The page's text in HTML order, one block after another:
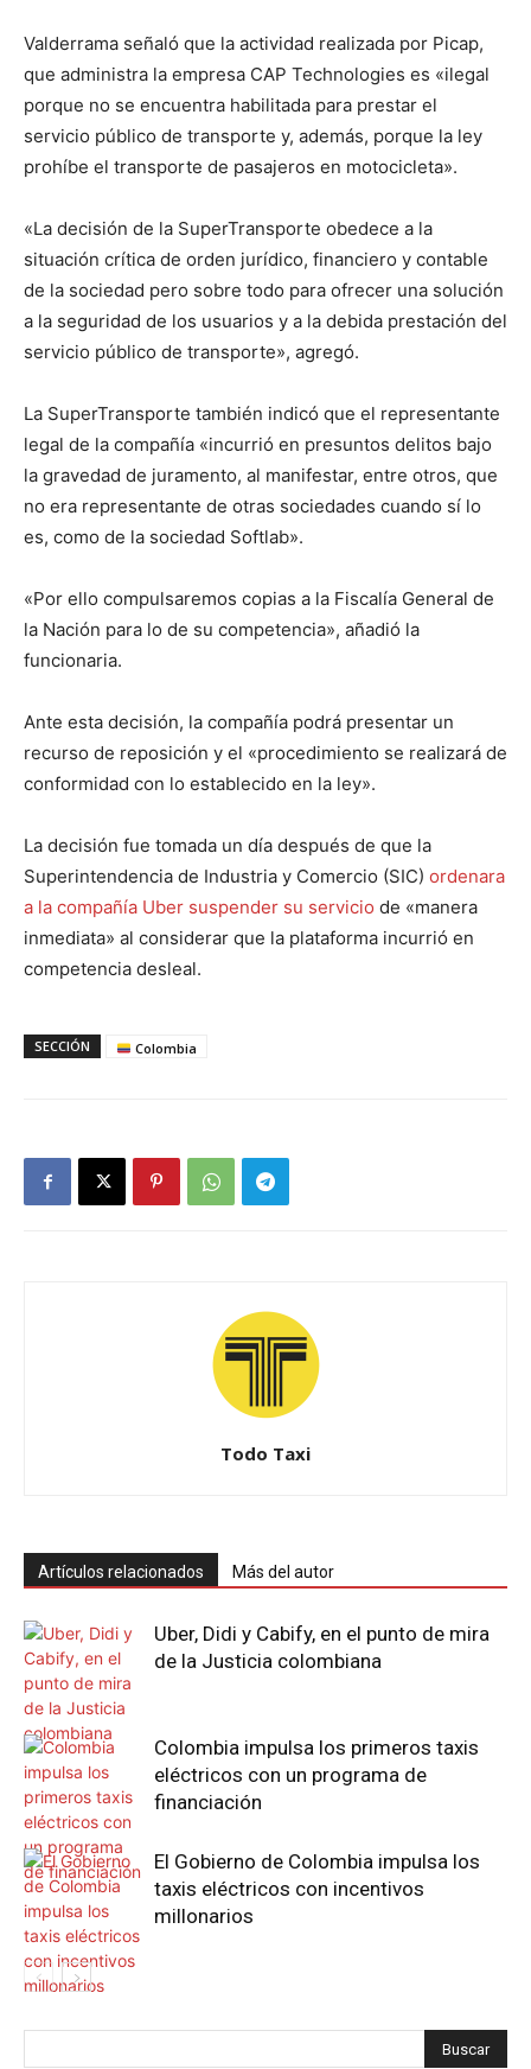
Valderrama señaló que la actividad realizada por Picap,
que administra la empresa CAP Technologies es «ilegal
porque no se encuentra habilitada para prestar el
servicio público de transporte y, además, porque la ley
prohíbe el transporte de pasajeros en motocicleta».
«La decisión de la SuperTransporte obedece a la
situación crítica de orden jurídico, financiero y contable
de la sociedad pero sobre todo para ofrecer una solución
a la seguridad de los usuarios y a la debida prestación del
servicio público de transporte», agregó.
La SuperTransporte también indicó que el representante
legal de la compañía «incurrió en presuntos delitos bajo
la gravedad de juramento, al manifestar, entre otros, que
no era representante de otras sociedades cuando sí lo
es, como de la sociedad Softlab».
«Por ello compulsaremos copias a la Fiscalía General de
la Nación para lo de su competencia», añadió la
funcionaria.
Ante esta decisión, la compañía podrá presentar un
recurso de reposición y el «procedimiento se realizará de
conformidad con lo establecido en la ley».
La decisión fue tomada un día después de que la
Superintendencia de Industria y Comercio (SIC) ordenara
a la compañía Uber suspender su servicio de «manera
inmediata» al considerar que la plataforma incurrió en
competencia desleal.
SECCIÓN Colombia
Todo Taxi
Artículos relacionados Más del autor
Uber, Didi y Cabify, en el punto de mira
de la Justicia colombiana
Colombia impulsa los primeros taxis
eléctricos con un programa de
financiación
El Gobierno de Colombia impulsa los
taxis eléctricos con incentivos
millonarios